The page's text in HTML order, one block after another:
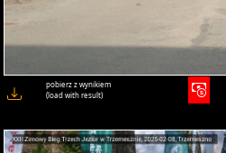
pobierz z wynikiem
(load with result)